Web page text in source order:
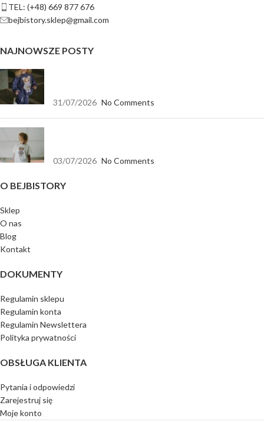
TEL: (+48) 669 877 676
bejbistory.sklep@gmail.com
NAJNOWSZE POSTY
31/07/2026 No Comments
03/07/2026 No Comments
O BEJBISTORY
Sklep
O nas
Blog
Kontakt
DOKUMENTY
Regulamin sklepu
Regulamin konta
Regulamin Newslettera
Polityka prywatności
OBSŁUGA KLIENTA
Pytania i odpowiedzi
Zarejestruj się
Moje konto